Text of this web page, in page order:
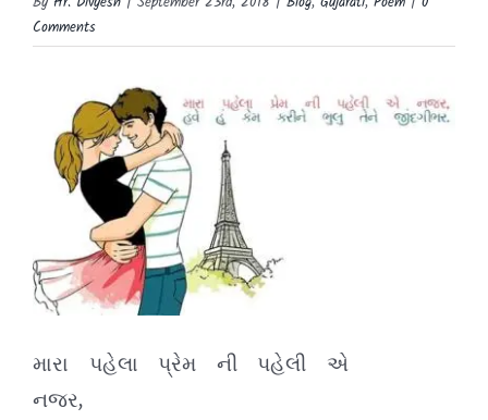
Comments
Larger
Image
મારા પહેલા પ્રેમ ની પહેલી એ
નજર,